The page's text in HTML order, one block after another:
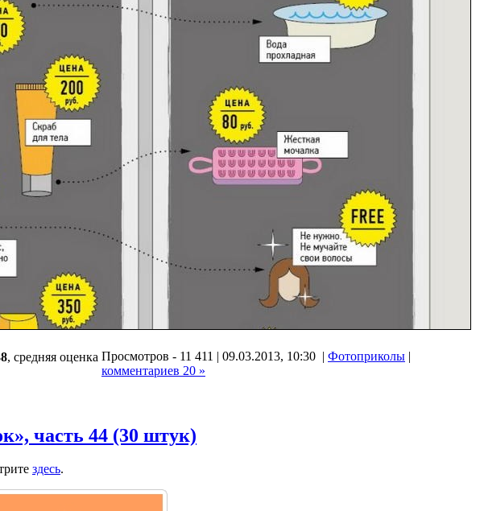
, средняя оценка Просмотров - 11 411 | 09.03.2013, 10:30 | Фотоприколы |
комментариев 20 »
часть 44 (30 штук)
здесь.